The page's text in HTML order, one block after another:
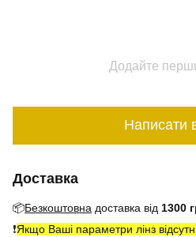
Додайте
Написати
Доставка
📦Безкоштовна доставка від 1300
❗️Якщо Ваші параметри лінз